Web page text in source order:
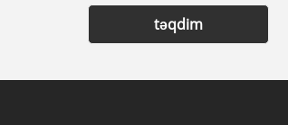
təqdim